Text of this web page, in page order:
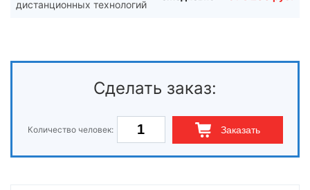
дистанционных технологий
Сделать заказ:
Количество человек: Заказать